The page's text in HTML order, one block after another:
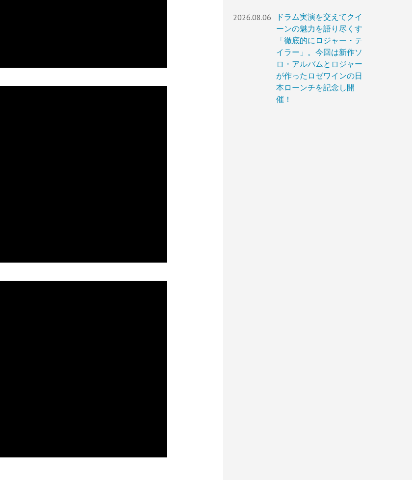
2026.08.06
ドラム実演を交えてクイ
ーンの魅力を語り尽くす
「徹底的にロジャー・テ
イラー」。今回は新作ソ
ロ・アルバムとロジャー
が作ったロゼワインの日
本ローンチを記念し開
催！